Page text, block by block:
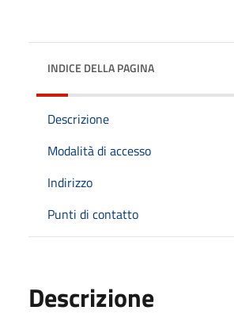
INDICE DELLA PAGINA
Descrizione
Modalità di accesso
Indirizzo
Punti di contatto
Descrizione